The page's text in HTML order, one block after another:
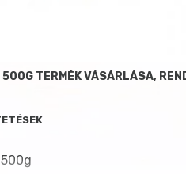
TERMÉK VÁSÁRLÁSA,